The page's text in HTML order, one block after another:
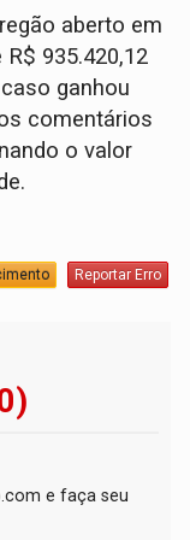
aberto em
935.420,12
ganhou
comentários
o valor
Reportar Erro
e faça seu